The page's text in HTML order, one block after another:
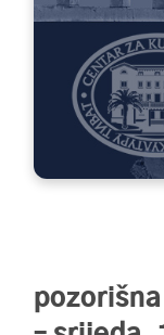
pozorišna